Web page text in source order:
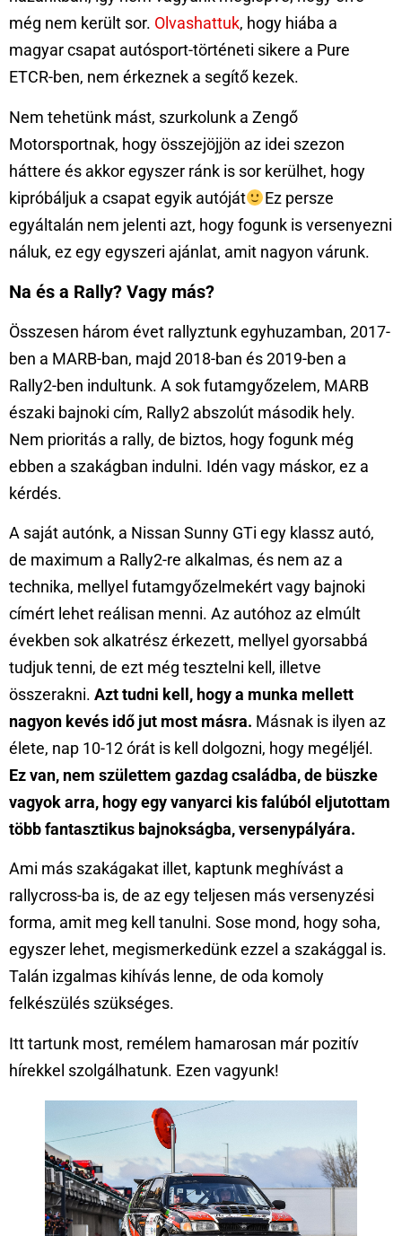
még nem került sor. Olvashattuk, hogy hiába a
magyar csapat autósport-történeti sikere a Pure
ETCR-ben, nem érkeznek a segítő kezek.
Nem tehetünk mást, szurkolunk a Zengő
Motorsportnak, hogy összejöjjön az idei szezon
háttere és akkor egyszer ránk is sor kerülhet, hogy
kipróbáljuk a csapat egyik autóját
Ez persze
egyáltalán nem jelenti azt, hogy fogunk is versenyezni
náluk, ez egy egyszeri ajánlat, amit nagyon várunk.
Na és a Rally? Vagy más?
Összesen három évet rallyztunk egyhuzamban, 2017-
ben a MARB-ban, majd 2018-ban és 2019-ben a
Rally2-ben indultunk. A sok futamgyőzelem, MARB
északi bajnoki cím, Rally2 abszolút második hely.
Nem prioritás a rally, de biztos, hogy fogunk még
ebben a szakágban indulni. Idén vagy máskor, ez a
kérdés.
A saját autónk, a Nissan Sunny GTi egy klassz autó,
de maximum a Rally2-re alkalmas, és nem az a
technika, mellyel futamgyőzelmekért vagy bajnoki
címért lehet reálisan menni. Az autóhoz az elmúlt
években sok alkatrész érkezett, mellyel gyorsabbá
tudjuk tenni, de ezt még tesztelni kell, illetve
összerakni. Azt tudni kell, hogy a munka mellett
nagyon kevés idő jut most másra. Másnak is ilyen az
élete, nap 10-12 órát is kell dolgozni, hogy megéljél.
Ez van, nem születtem gazdag családba, de büszke
vagyok arra, hogy egy vanyarci kis falúból eljutottam
több fantasztikus bajnokságba, versenypályára.
Ami más szakágakat illet, kaptunk meghívást a
rallycross-ba is, de az egy teljesen más versenyzési
forma, amit meg kell tanulni. Sose mond, hogy soha,
egyszer lehet, megismerkedünk ezzel a szakággal is.
Talán izgalmas kihívás lenne, de oda komoly
felkészülés szükséges.
Itt tartunk most, remélem hamarosan már pozitív
hírekkel szolgálhatunk. Ezen vagyunk!